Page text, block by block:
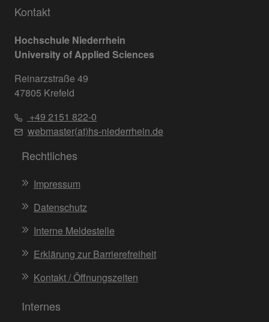
Kontakt
Hochschule Niederrhein
University of Applied Sciences
Reinarzstraße 49
47805 Krefeld
+49 2151 822-0
webmaster(at)hs-niederrhein.de
Rechtliches
Impressum
Datenschutz
Interne Meldestelle
Erklärung zur Barrierefreiheit
Kontakt / Öffnungszeiten
Internes